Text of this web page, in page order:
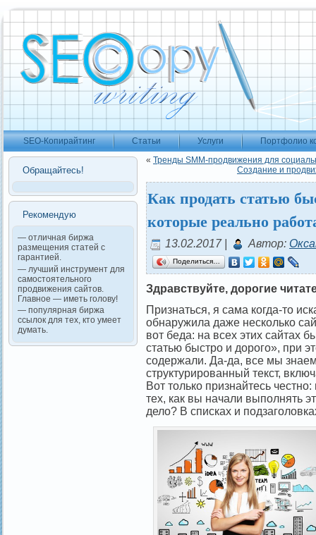
SEO-Копирайтинг Статьи Услуги Портфолио
Обращайтесь!
Рекомендую
— отличная биржа
размещения статей с
гарантией.
— лучший инструмент для
самостоятельного
продвижения сайтов.
Главное — иметь голову!
— популярная биржа
ссылок для тех, кто умеет
думать.
« Тренды SMM-продвижения для
Создание и
Как продать статью
которые реально
13.02.2017 | Автор:
Поделиться…
Здравствуйте, дорогие
Признаться, я сама когда-то
обнаружила даже несколько
вот беда: на всех этих сайтах
статью быстро и дорого», при
содержали. Да-да, все мы
структурированный текст,
Вот только признайтесь
тех, как вы начали выполнять
дело? В списках и